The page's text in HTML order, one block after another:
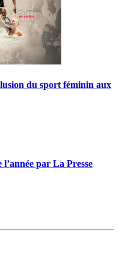
du sport féminin aux
par La Presse